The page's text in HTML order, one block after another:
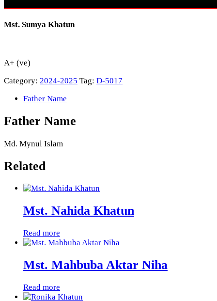
Mst. Sumya Khatun
A+ (ve)
Category: 2024-2025 Tag: D-5017
Father Name
Father Name
Md. Mynul Islam
Related
Mst. Nahida Khatun
Read more
Mst. Mahbuba Aktar Niha
Read more